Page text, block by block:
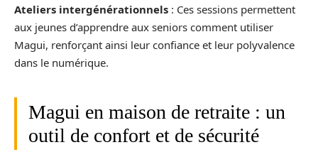
Ateliers intergénérationnels : Ces sessions permettent
aux jeunes d’apprendre aux seniors comment utiliser
Magui, renforçant ainsi leur confiance et leur polyvalence
dans le numérique.
Magui en maison de retraite : un
outil de confort et de sécurité